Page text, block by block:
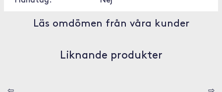
Läs omdömen från våra kunder
Liknande produkter